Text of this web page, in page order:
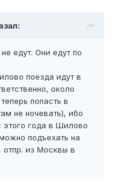
едут. Они едут по
поезда идут в
около
попасть в
не ночевать), ибо
года в Шилово
подъехать на
из Москвы в